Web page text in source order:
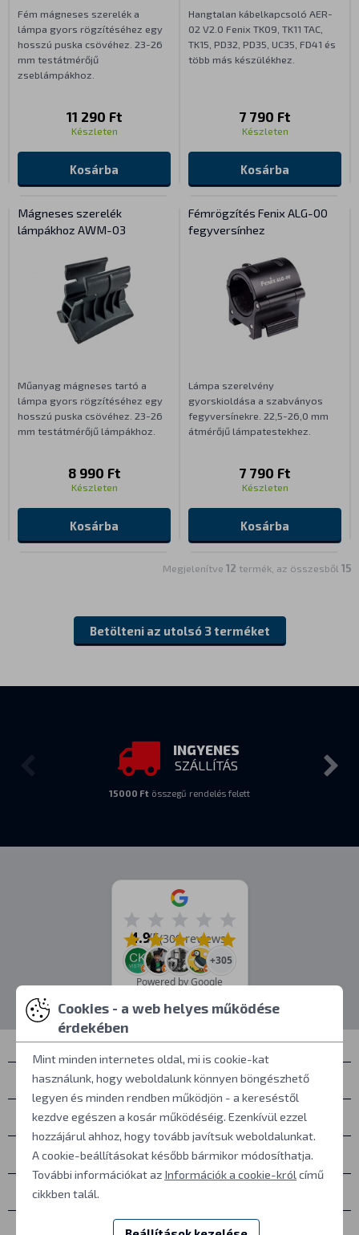
Fém mágneses szerelék a
lámpa gyors rögzítéséhez egy
hosszú puska csövéhez. 23-26
mm testátmérőjű
zseblámpákhoz.
11 290 Ft
Készleten
Kosárba
Hangtalan kábelkapcsoló AER-
02 V2.0 Fenix TK09, TK11 TAC,
TK15, PD32, PD35, UC35, FD41 és
több más készülékhez.
7 790 Ft
Készleten
Kosárba
Mágneses szerelék
lámpákhoz AWM-03
Műanyag mágneses tartó a
lámpa gyors rögzítéséhez egy
hosszú puska csövéhez. 23-26
mm testátmérőjű lámpákhoz.
8 990 Ft
Készleten
Kosárba
Fémrögzítés Fenix ALG-00
fegyversínhez
Lámpa szerelvény
gyorskioldása a szabványos
fegyversínekre. 22,5-26,0 mm
átmérőjű lámpatestekhez.
7 790 Ft
Készleten
Kosárba
Megjelenítve 12 termék, az összesből 15
Betölteni az utolsó 3 terméket
INGYENES
SZÁLLÍTÁS
15000 Ft összegű rendelés felett
4.9/5(309 reviews)
+305
Powered by Google
Névjegyek
Személyes átvétel
Mindent a vásárlásról
További információk
Cookies - a web helyes működése
érdekében
Mint minden internetes oldal, mi is cookie-kat
használunk, hogy weboldalunk könnyen böngészhető
legyen és minden rendben működjön - a kereséstől
kezdve egészen a kosár működéséig. Ezenkívül ezzel
hozzájárul ahhoz, hogy tovább javítsuk weboldalunkat.
A cookie-beállításokat később bármikor módosíthatja.
További információkat az Információk a cookie-król című
cikkben talál.